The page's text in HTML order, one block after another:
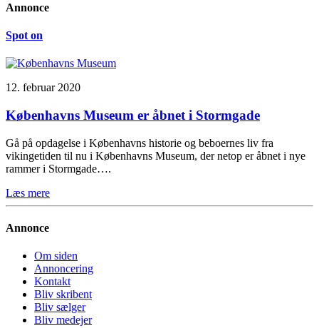
Annonce
Spot on
12. februar 2020
Københavns Museum er åbnet i Stormgade
Gå på opdagelse i Københavns historie og beboernes liv fra
vikingetiden til nu i Københavns Museum, der netop er åbnet i nye
rammer i Stormgade….
Læs mere
Annonce
Om siden
Annoncering
Kontakt
Bliv skribent
Bliv sælger
Bliv medejer